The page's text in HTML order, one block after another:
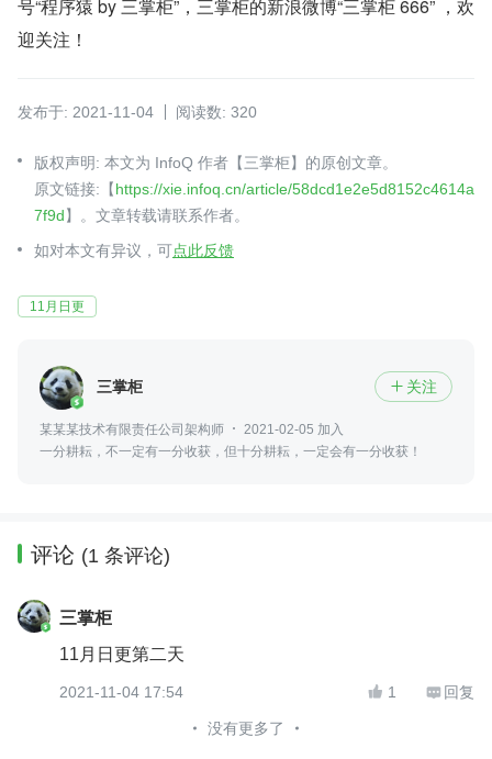
号“程序猿 by 三掌柜”，三掌柜的新浪微博“三掌柜 666” ，欢
迎关注！
发布于: 2021-11-04 阅读数: 320
版权声明: 本文为 InfoQ 作者【三掌柜】的原创文章。
原文链接:【https://xie.infoq.cn/article/58dcd1e2e5d8152c4614a
7f9d】。文章转载请联系作者。
如对本文有异议，可点此反馈
11月日更
三掌柜  关注
某某某技术有限责任公司架构师
2021-02-05 加入
一分耕耘，不一定有一分收获，但十分耕耘，一定会有一分收获！
评论 (1 条评论)
三掌柜
11月日更第二天
2021-11-04 17:54  1  回复
没有更多了